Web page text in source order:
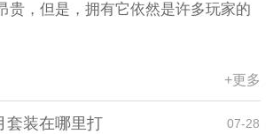
贵，但是，拥有它依然是许多玩家的
+更多
套装在哪里打 07-28